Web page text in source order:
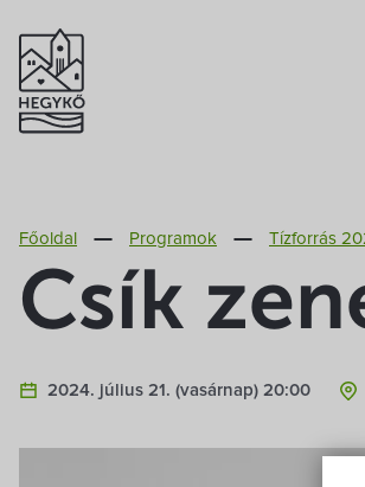
Főoldal Programok Tízforrás
Csík
2024. július 21. (vasárnap) 20:00